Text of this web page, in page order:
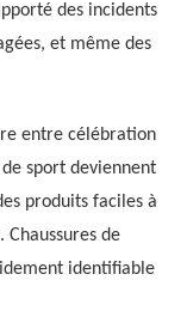
des incidents
et même des
entre célébration
sport deviennent
produits faciles à
de
identifiable